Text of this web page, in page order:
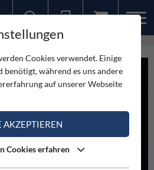
Cookies verwendet. Einige
benötigt, während es uns andere
auf unserer Webseite
AKZEPTIEREN
Cookies erfahren